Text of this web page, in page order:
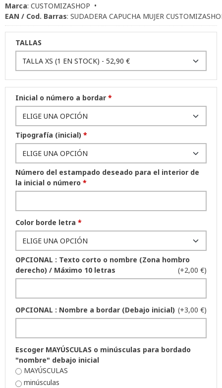
Marca: CUSTOMIZASHOP •
EAN / Cod. Barras: SUDADERA CAPUCHA MUJER
TALLAS
Inicial o número a bordar *
Tipografía (inicial) *
Número del estampado deseado para el interior de
la inicial o número *
Color borde letra *
OPCIONAL : Texto corto o nombre (Zona hombro
derecho) / Máximo 10 letras
(+2,00 €)
OPCIONAL : Nombre a bordar (Debajo inicial) (+3,00 €)
Escoger MAYÚSCULAS o minúsculas para bordado
"nombre" debajo inicial
MAYÚSCULAS
minúsculas